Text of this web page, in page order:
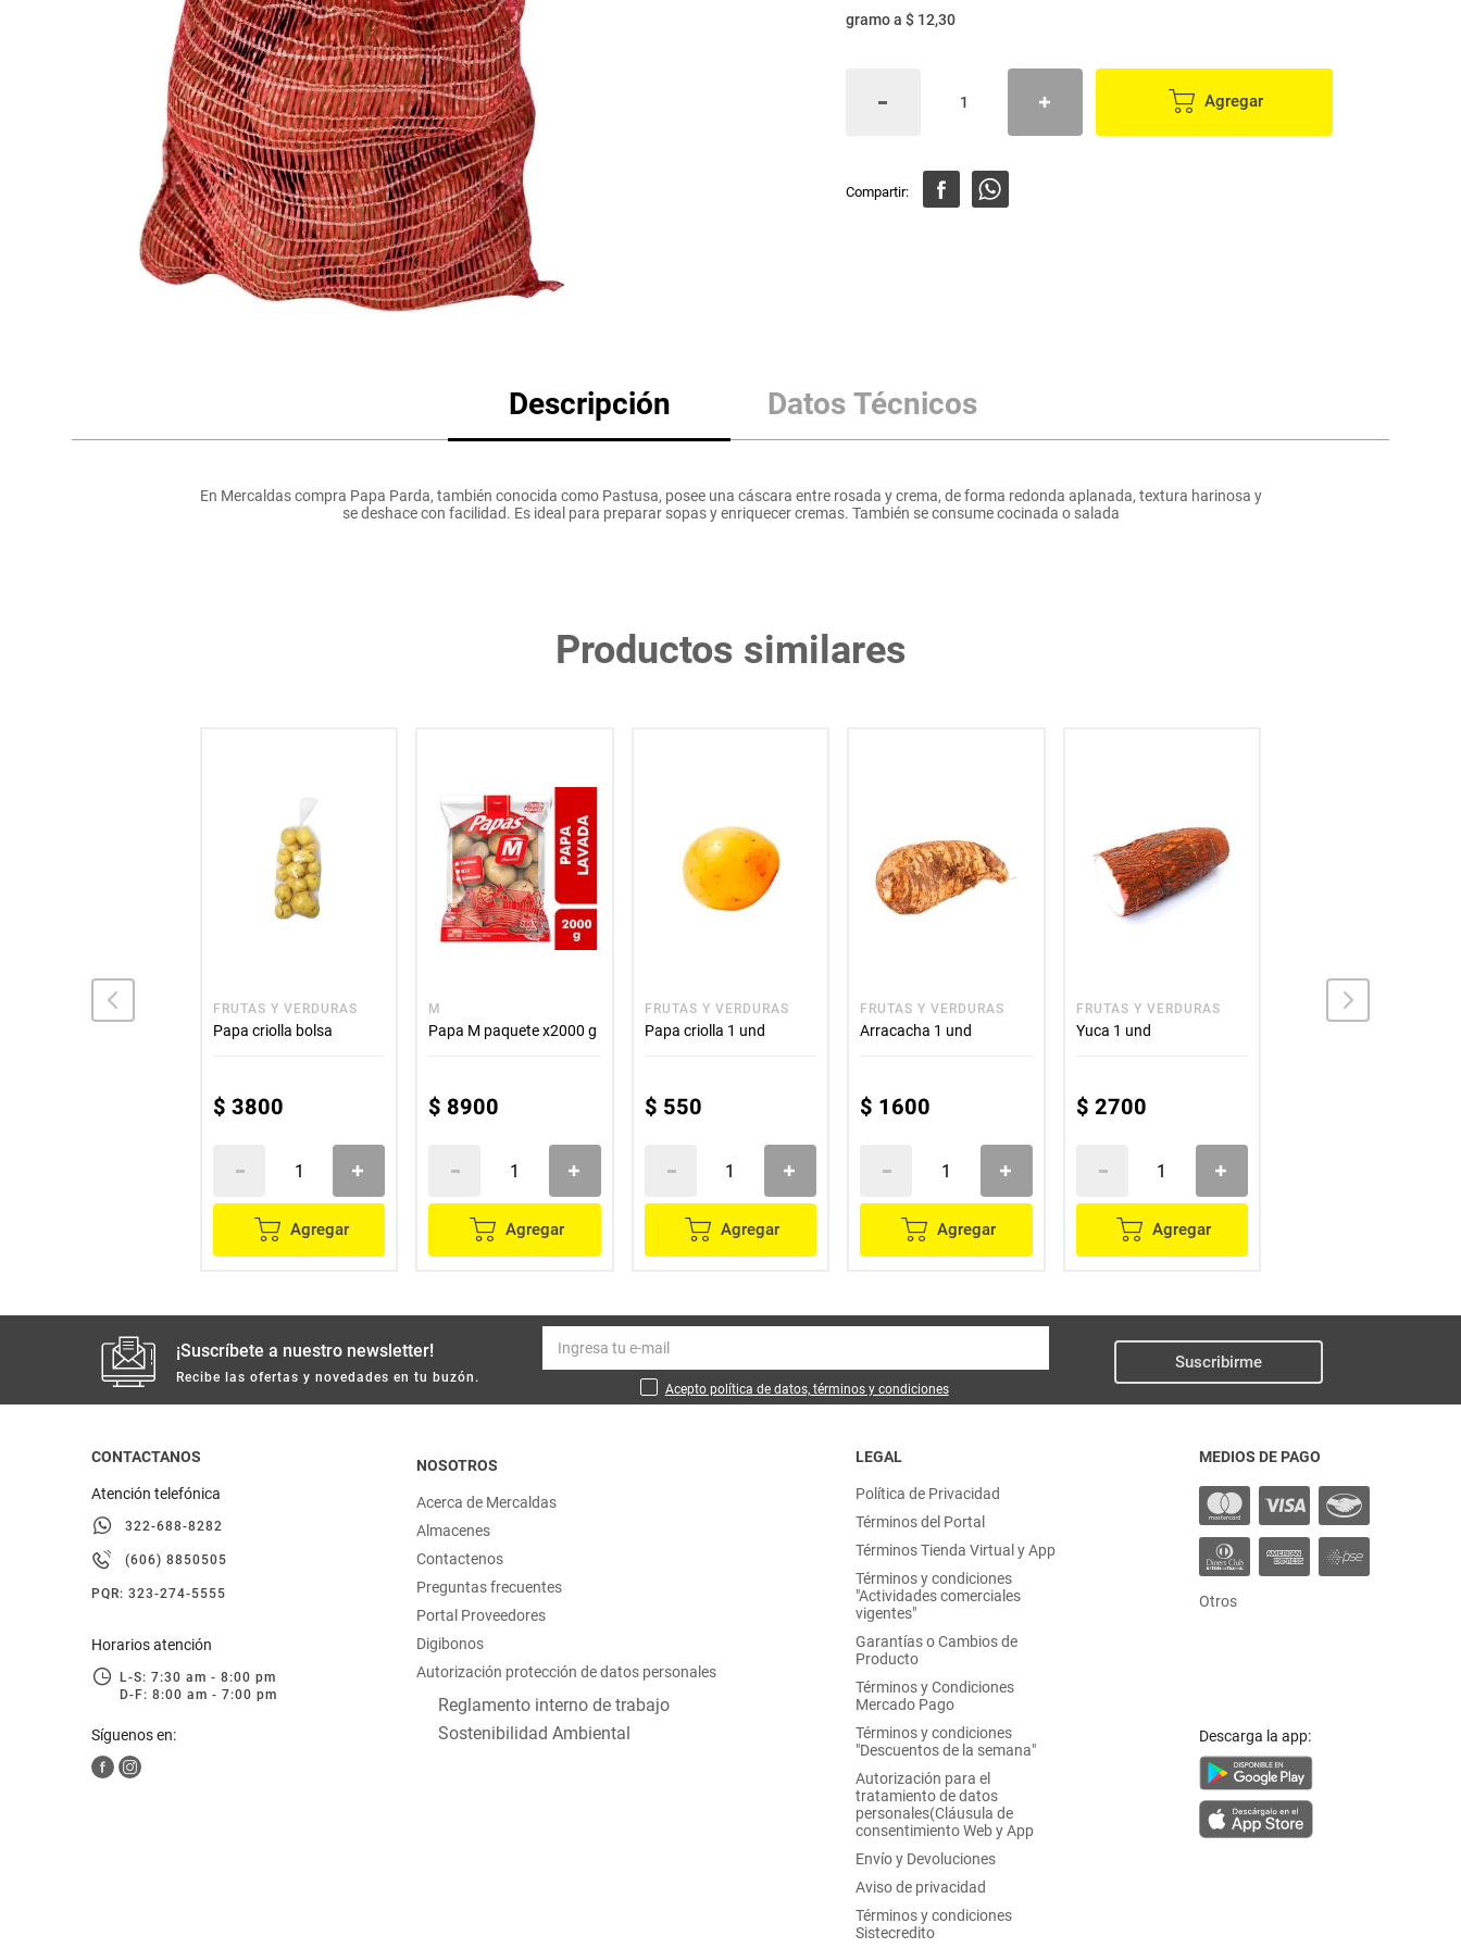
lácteos y refrigerados
vinos y licores
cuidado del bebé
mascotas
otros
gramoa $ 12,30
Agregar
Descripción Datos Técnicos
En Mercaldas compra Papa Parda, también conocida como Pastusa, posee una cáscara entre rosada y crema, de forma redonda aplanada, textura harinosa y
se deshace con facilidad. Es ideal para preparar sopas y enriquecer cremas. También se consume cocinada o salada
Productos similares
FRUTAS Y VERDURAS
Papa criolla bolsa
$ 3800
Agregar
M
Papa M paquete x2000 g
$ 8900
Agregar
FRUTAS Y VERDURAS
Papa criolla 1 und
$ 550
Agregar
FRUTAS Y VERDURAS
Arracacha 1 und
$ 1600
Agregar
FRUTAS Y VERDURAS
Yuca 1 und
$ 2700
Agregar
¡Suscríbete a nuestro newsletter!
Recibe las ofertas y novedades en tu buzón.
Acepto política de datos, términos y condiciones
Suscribirme
CONTACTANOS
Atención telefónica
322-688-8282
(606) 8850505
PQR: 323-274-5555
Horarios atención
L-S: 7:30 am - 8:00 pm
D-F: 8:00 am - 7:00 pm
Síguenos en:
NOSOTROS
Acerca de Mercaldas
Almacenes
Contactenos
Preguntas frecuentes
Portal Proveedores
Digibonos
Autorización protección de datos personales
Reglamento interno de trabajo
Sostenibilidad Ambiental
LEGAL
Política de Privacidad
Términos del Portal
Términos Tienda Virtual y App
Términos y condiciones
"Actividades comerciales
vigentes"
Garantías o Cambios de
Producto
Términos y Condiciones
Mercado Pago
Términos y condiciones
"Descuentos de la semana"
Autorización para el
tratamiento de datos
personales(Cláusula de
consentimiento Web y App
Envío y Devoluciones
Aviso de privacidad
Términos y condiciones
Sistecredito
MEDIOS DE PAGO
Otros
Descarga la app:
Arroz